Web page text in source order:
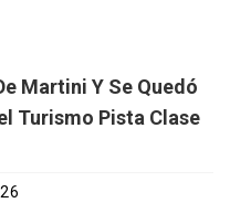
Martini Y Se Quedó
Turismo Pista Clase